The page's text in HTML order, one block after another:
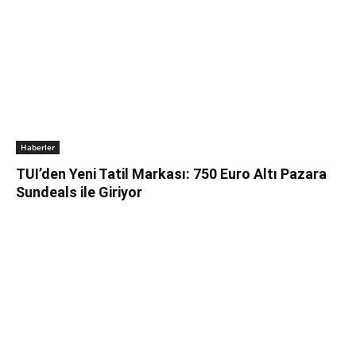
Haberler
TUI’den Yeni Tatil Markası: 750 Euro Altı Pazara
Sundeals ile Giriyor